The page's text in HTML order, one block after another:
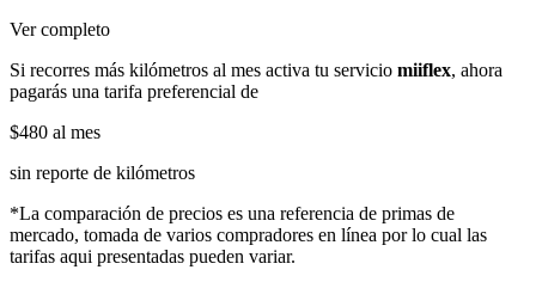
Ver completo
Si recorres más kilómetros al mes activa tu servicio miiflex, ahora
pagarás una tarifa preferencial de
$480 al mes
sin reporte de kilómetros
*La comparación de precios es una referencia de primas de
mercado, tomada de varios compradores en línea por lo cual las
tarifas aqui presentadas pueden variar.